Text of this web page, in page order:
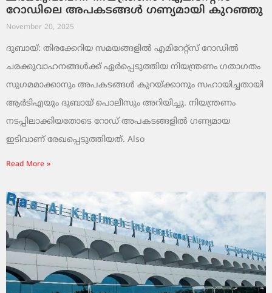
റോഡിലെ അപകടങ്ങൾ ഗണ്യമായി കുറഞ്ഞു
November 20, 2025
ദുബായ്: തിരക്കേറിയ സമയങ്ങളിൽ എമിറേറ്റ്സ് റോഡിൽ
ചരക്കുവാഹനങ്ങൾക്ക് ഏർപ്പെടുത്തിയ നിയന്ത്രണം ഗതാഗതം
സുഗമമാക്കാനും അപകടങ്ങൾ കുറയ്ക്കാനും സഹായിച്ചതായി
ആർടിഎയും ദുബായ് പൊലീസും അറിയിച്ചു. നിയന്ത്രണം
നടപ്പിലാക്കിയതോടെ റോഡ് അപകടങ്ങളിൽ ഗണ്യമായ
ഇടിവാണ് രേഖപ്പെടുത്തിയത്. Also
Read More »